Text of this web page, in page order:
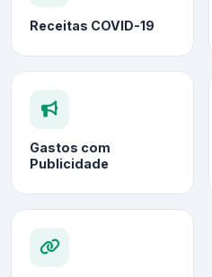
Receitas COVID-19
Gastos com
Publicidade